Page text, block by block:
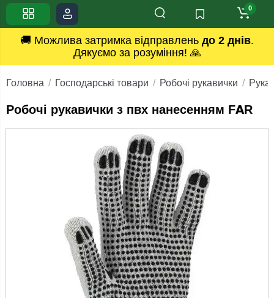
🚚 Можлива затримка відправлень до 2 днів.
Дякуємо за розуміння! 🙏
0
Головна Господарські товари Робочі рукавички
Робочі рукавички з пвх нанесенням FAR